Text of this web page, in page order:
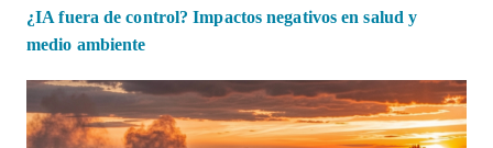
¿IA fuera de control? Impactos negativos en salud y
medio ambiente